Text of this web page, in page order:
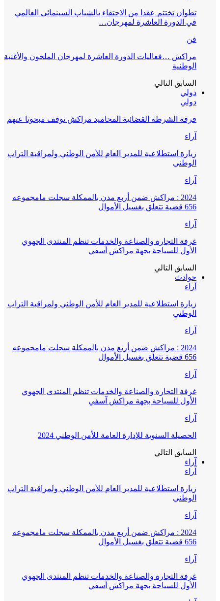
تطوان تختتم عقدا من الاحتفاء بالشباب السينمائي العالمي
في الدورة العاشرة لمهرجان…
فن
مراكش …فعاليات الدورة العاشرة لمهرجان الملحون والأغنية
الوطنية
السابق التالي
دولي
دولي
فرقة الشرطة القضائية المحاميد مراكش توقف مبحوثا عنهم
آراء
زيارة استطلاعية للمدير العام للأمن الوطني ولمراقبة التراب
الوطني
آراء
2024 : مراكش ضمن أربع مدن بالممكلة سجلت مامجموعه
656 قضية تتعلق بغسيل الأموال
آراء
غرفة التجارة والصناعة والخدمات تنظم المنتدى الجهوي
الأول للسياحة بجهة مراكش آسفي
السابق التالي
حوادث
آراء
زيارة استطلاعية للمدير العام للأمن الوطني ولمراقبة التراب
الوطني
آراء
2024 : مراكش ضمن أربع مدن بالممكلة سجلت مامجموعه
656 قضية تتعلق بغسيل الأموال
آراء
غرفة التجارة والصناعة والخدمات تنظم المنتدى الجهوي
الأول للسياحة بجهة مراكش آسفي
آراء
الحصيلة السنوية للإدارة العامة للأمن الوطني 2024
السابق التالي
آراء
آراء
زيارة استطلاعية للمدير العام للأمن الوطني ولمراقبة التراب
الوطني
آراء
2024 : مراكش ضمن أربع مدن بالممكلة سجلت مامجموعه
656 قضية تتعلق بغسيل الأموال
آراء
غرفة التجارة والصناعة والخدمات تنظم المنتدى الجهوي
الأول للسياحة بجهة مراكش آسفي